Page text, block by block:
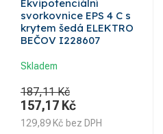
Ekvipotenciální
svorkovnice EPS 4 C s
krytem šedá ELEKTRO
BEČOV I228607
Skladem
187,11 Kč
157,17 Kč
129,89 Kč bez DPH